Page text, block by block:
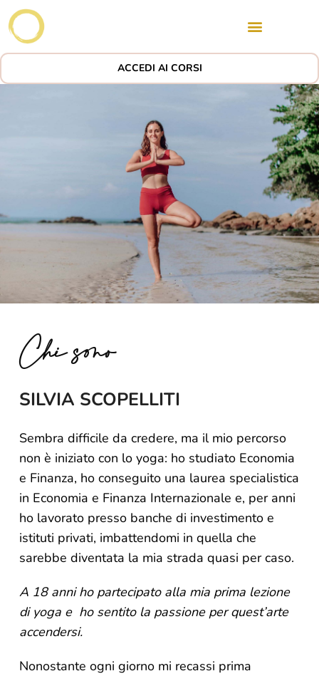
ACCEDI AI CORSI
Chi sono
SILVIA SCOPELLITI
Sembra difficile da credere, ma il mio percorso
non è iniziato con lo yoga: ho studiato Economia
e Finanza, ho conseguito una laurea specialistica
in Economia e Finanza Internazionale e, per anni
ho lavorato presso banche di investimento e
istituti privati, imbattendomi in quella che
sarebbe diventata la mia strada quasi per caso.
A 18 anni ho partecipato alla mia prima lezione
di yoga e ho sentito la passione per quest’arte
accendersi.
Nonostante ogni giorno mi recassi prima